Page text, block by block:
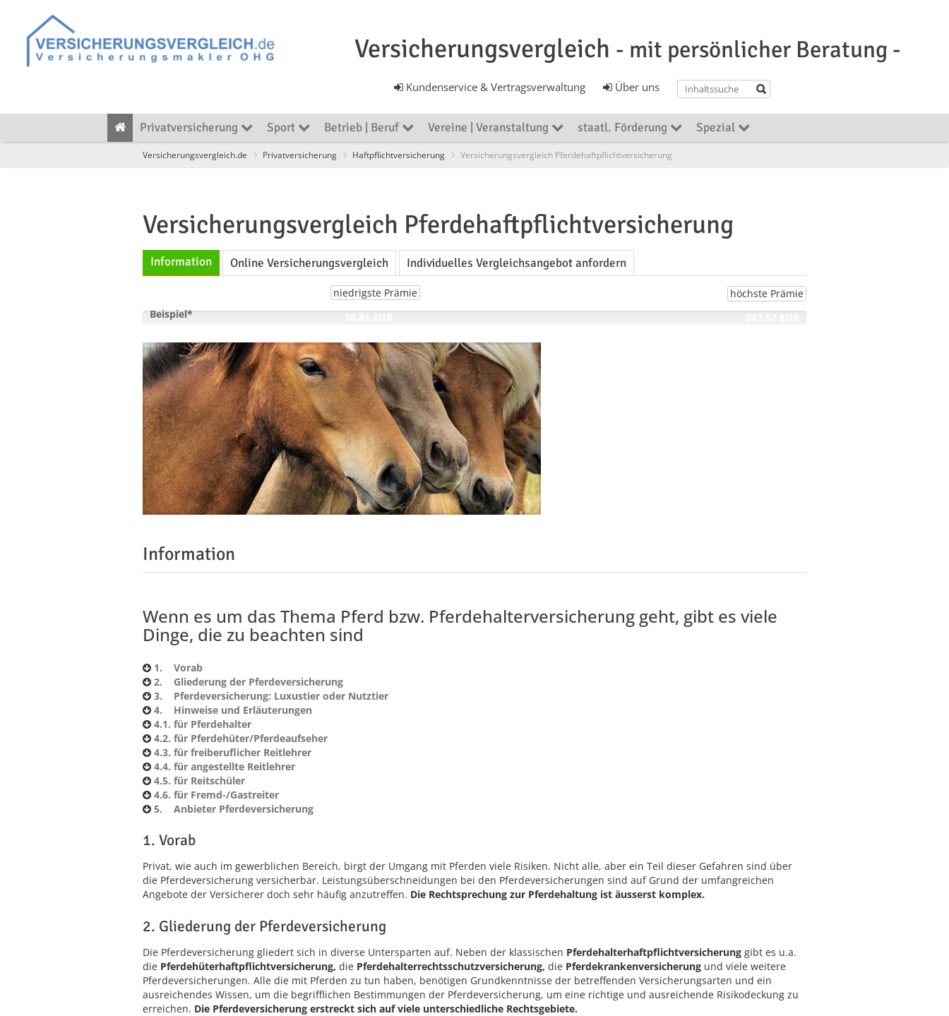
Versicherungsvergleich - mit persönlicher Beratung -
Über uns
Kundenservice & Vertragsverwaltung
Privatversicherung Sport Betrieb | Beruf Vereine | Veranstaltung staatl. Förderung Spezial
Versicherungsvergleich.de Privatversicherung Haftpflichtversicherung Versicherungsvergleich Pferdehaftpflichtversicherung
Versicherungsvergleich Pferdehaftpflichtversicherung
Information Online Versicherungsvergleich Individuelles Vergleichsangebot anfordern
niedrigste Prämie
höchste Prämie
Beispiel*
Information
Wenn es um das Thema Pferd bzw. Pferdehalterversicherung geht, gibt es viele
Dinge, die zu beachten sind
1. Vorab
2. Gliederung der Pferdeversicherung
3. Pferdeversicherung: Luxustier oder Nutztier
4. Hinweise und Erläuterungen
4.1. für Pferdehalter
4.2. für Pferdehüter/Pferdeaufseher
4.3. für freiberuflicher Reitlehrer
4.4. für angestellte Reitlehrer
4.5. für Reitschüler
4.6. für Fremd-/Gastreiter
5. Anbieter Pferdeversicherung
1. Vorab
Privat, wie auch im gewerblichen Bereich, birgt der Umgang mit Pferden viele Risiken. Nicht alle, aber ein Teil dieser Gefahren sind über
die Pferdeversicherung versicherbar. Leistungsüberschneidungen bei den Pferdeversicherungen sind auf Grund der umfangreichen
Angebote der Versicherer doch sehr häufig anzutreffen. Die Rechtsprechung zur Pferdehaltung ist äusserst komplex.
2. Gliederung der Pferdeversicherung
Die Pferdeversicherung gliedert sich in diverse Untersparten auf. Neben der klassischen Pferdehalterhaftpflichtversicherung gibt es u.a.
die Pferdehüterhaftpflichtversicherung, die Pferdehalterrechtsschutzversicherung, die Pferdekrankenversicherung und viele weitere
Pferdeversicherungen. Alle die mit Pferden zu tun haben, benötigen Grundkenntnisse der betreffenden Versicherungsarten und ein
ausreichendes Wissen, um die begrifflichen Bestimmungen der Pferdeversicherung, um eine richtige und ausreichende Risikodeckung zu
erreichen. Die Pferdeversicherung erstreckt sich auf viele unterschiedliche Rechtsgebiete.